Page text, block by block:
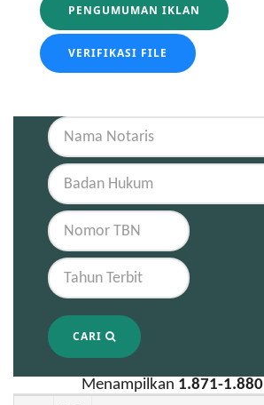
PENGUMUMAN IKLAN
VERIFIKASI FILE
CARI
Menampilkan 1.871-1.880